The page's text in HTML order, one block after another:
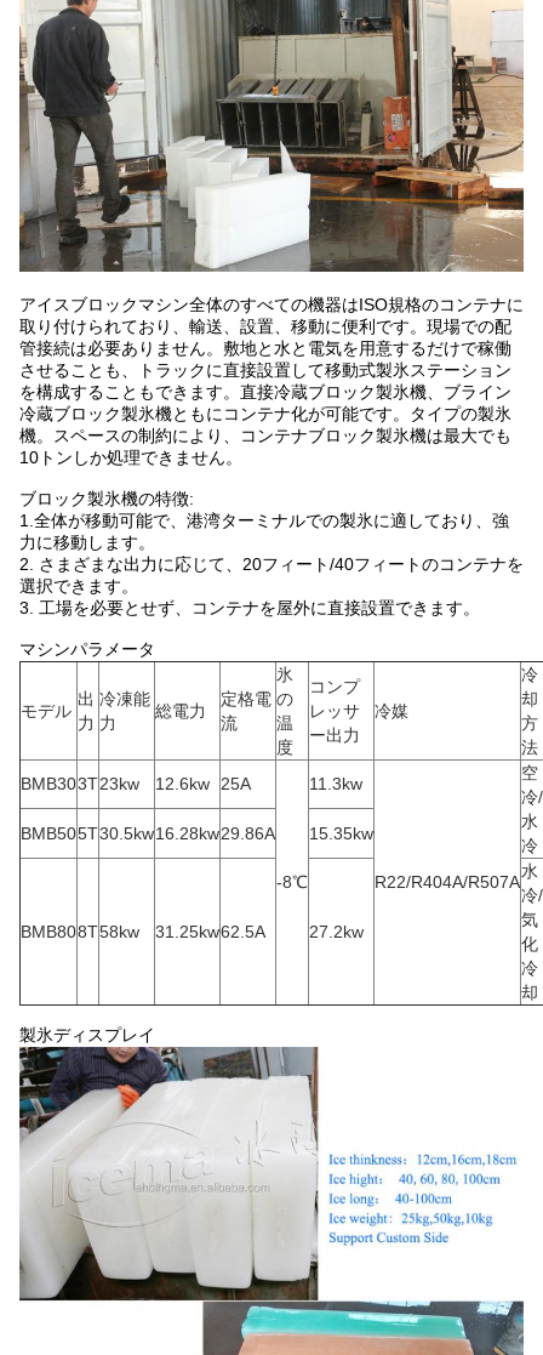
アイスブロックマシン全体のすべての機器はISO規格のコンテナに
取り付けられており、輸送、設置、移動に便利です。現場での配
管接続は必要ありません。敷地と水と電気を用意するだけで稼働
させることも、トラックに直接設置して移動式製氷ステーション
を構成することもできます。直接冷蔵ブロック製氷機、ブライン
冷蔵ブロック製氷機ともにコンテナ化が可能です。タイプの製氷
機。スペースの制約により、コンテナブロック製氷機は最大でも
10トンしか処理できません。
ブロック製氷機の特徴:
1.全体が移動可能で、港湾ターミナルでの製氷に適しており、強
力に移動します。
2. さまざまな出力に応じて、20フィート/40フィートのコンテナを
選択できます。
3. 工場を必要とせず、コンテナを屋外に直接設置できます。
マシンパラメータ
モデル
出
力
冷凍能
力
総電力
定格電
流
氷
の
温
度
コンプ
レッサ
ー出力
冷媒
冷
却
方
法
BMB303T23kw 12.6kw 25A
-8℃
11.3kw
R22/R404A/R507A
空
冷/
水
冷
BMB505T30.5kw16.28kw29.86A 15.35kw
BMB808T58kw 31.25kw62.5A 27.2kw
水
冷/
気
化
冷
却
製氷ディスプレイ